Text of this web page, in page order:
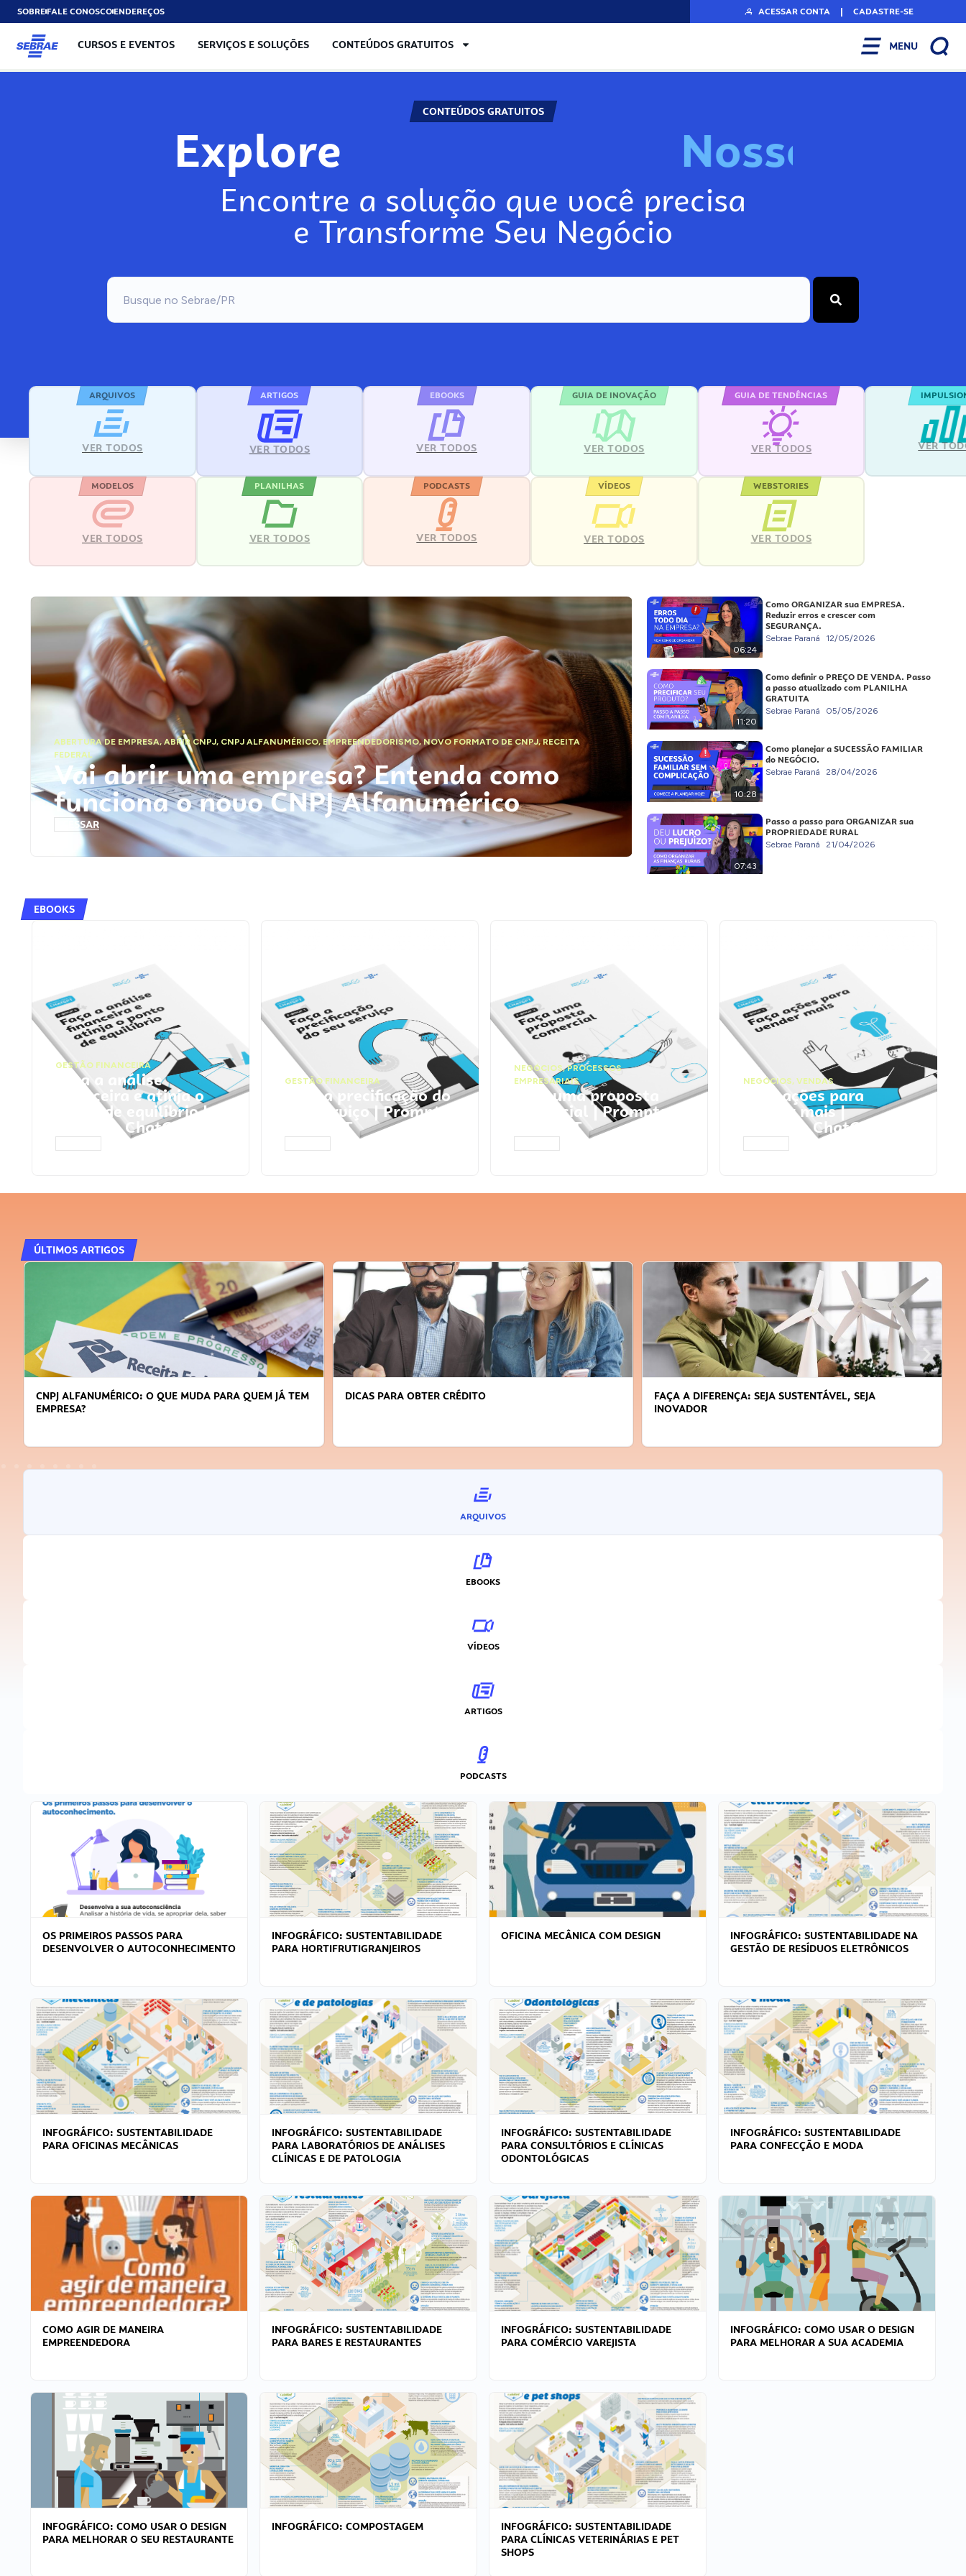
SOBREFALE CONOSCOENDEREÇOS ACESSAR CONTA | CADASTRE-SE
CURSOS E EVENTOS SERVIÇOS E SOLUÇÕES CONTEÚDOS GRATUITOS MENU
CONTEÚDOS GRATUITOS
Explore No
Encontre a solução que você precisa
e Transforme Seu Negócio
ARQUIVOS
VER TODOS
ARTIGOS
VER TODOS
EBOOKS
VER TODOS
GUIA DE INOVAÇÃO
VER TODOS
GUIA DE TENDÊNCIAS
VER TODOS VER
MODELOS
VER TODOS
PLANILHAS
VER TODOS
PODCASTS
VER TODOS
VÍDEOS
VER TODOS
WEBSTORIES
VER TODOS
ABERTURA DE EMPRESA,ABRIR CNPJ, CNPJ ALFANUMÉRICO, EMPREENDEDORISMO,NOVO FORMATO DE CNPJ,RECEITA
FEDERAL
Vai abrir uma empresa? Entenda como
funciona o novo CNPJ Alfanumérico
ACESSAR
06:24
Como ORGANIZAR sua EMPRESA.
Reduzir erros e crescer com
SEGURANÇA.
Sebrae Paraná 12/05/2026
11:20
Como definir o PREÇO DE VENDA. Passo
a passo atualizado com PLANILHA
GRATUITA
Sebrae Paraná 05/05/2026
10:28
Como planejar a SUCESSÃO FAMILIAR
do NEGÓCIO.
Sebrae Paraná 28/04/2026
07:43
Passo a passo para ORGANIZAR sua
PROPRIEDADE RURAL
Sebrae Paraná 21/04/2026
EBOOKS
GESTÃO FINANCEIRA
Faça a análise
financeira e atinja o
ponto de equilíbrio |
Prompts ChatGPT
GESTÃO FINANCEIRA
Faça a precificação do
seu serviço | Prompts
ChatGPT
NEGÓCIOS,PROCESSOS
EMPRESARIAIS
Faça uma proposta
comercial | Prompts
ChatGPT
NEGÓCIOS, VENDAS
Faça ações para
vender mais |
Prompts ChatGPT
ÚLTIMOS ARTIGOS
DICAS PARA OBTER CRÉDITO
FAÇA A DIFERENÇA: SEJA SUSTENTÁVEL, SEJA
APRENDA A GERENCIAR O SEU TEMPO
ARQUIVOS
EBOOKS
VÍDEOS
ARTIGOS
PODCASTS
OS PRIMEIROS PASSOS PARA
DESENVOLVER O AUTOCONHECIMENTO
INFOGRÁFICO: SUSTENTABILIDADE
PARA HORTIFRUTIGRANJEIROS
OFICINA MECÂNICA COM DESIGN
INFOGRÁFICO: SUSTENTABILIDADE NA
GESTÃO DE RESÍDUOS ELETRÔNICOS
INFOGRÁFICO: SUSTENTABILIDADE
PARA OFICINAS MECÂNICAS
INFOGRÁFICO: SUSTENTABILIDADE
PARA LABORATÓRIOS DE ANÁLISES
CLÍNICAS E DE PATOLOGIA
INFOGRÁFICO: SUSTENTABILIDADE
PARA CONSULTÓRIOS E CLÍNICAS
ODONTOLÓGICAS
INFOGRÁFICO: SUSTENTABILIDADE
PARA CONFECÇÃO E MODA
COMO AGIR DE MANEIRA
EMPREENDEDORA
INFOGRÁFICO: SUSTENTABILIDADE
PARA BARES E RESTAURANTES
INFOGRÁFICO: SUSTENTABILIDADE
PARA COMÉRCIO VAREJISTA
INFOGRÁFICO: COMO USAR O DESIGN
PARA MELHORAR A SUA ACADEMIA
INFOGRÁFICO: COMO USAR O DESIGN
PARA MELHORAR O SEU RESTAURANTE
INFOGRÁFICO: COMPOSTAGEM
INFOGRÁFICO: SUSTENTABILIDADE
PARA CLÍNICAS VETERINÁRIAS E PET
SHOPS